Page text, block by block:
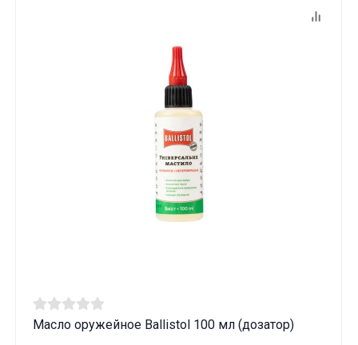
Масло оружейное Ballistol 100 мл (дозатор)